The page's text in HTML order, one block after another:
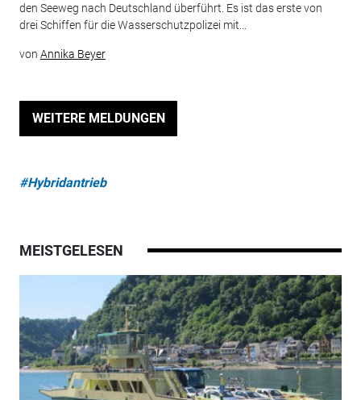
den Seeweg nach Deutschland überführt. Es ist das erste von
drei Schiffen für die Wasserschutzpolizei mit...
von Annika Beyer
WEITERE MELDUNGEN
#Hybridantrieb
MEISTGELESEN